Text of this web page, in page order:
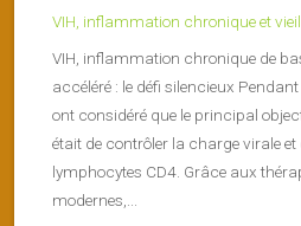
VIH, inflammation chronique et
VIH, inflammation chronique de
accéléré : le défi silencieux
ont considéré que le principal
était de contrôler la charge virale et
lymphocytes CD4. Grâce aux
modernes,...